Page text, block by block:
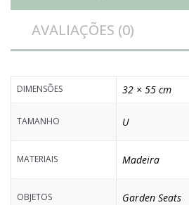
AVALIAÇÕES (0)
DIMENSÕES 32 × 55 cm
TAMANHO U
MATERIAIS Madeira
OBJETOS Garden Seats